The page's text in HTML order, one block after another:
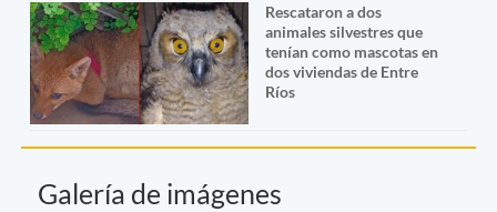
Rescataron a dos
animales silvestres que
tenían como mascotas en
dos viviendas de Entre
Ríos
Galería de imágenes